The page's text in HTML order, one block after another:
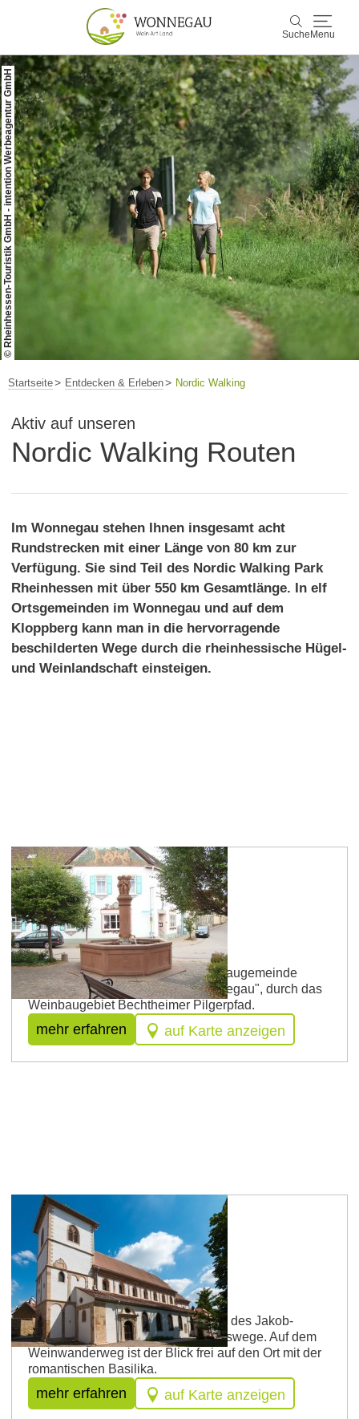
Suche Menu
Suche
Wonnegau
Entdecken & Erleben
Wein & Genuss
Kultur & Events
Buchen & Service
© Rheinhessen-Touristik GmbH - intention Werbeagentur GmbH
Startseite Entdecken & Erleben Nordic Walking
Aktiv auf unseren
Nordic Walking Routen
Im Wonnegau stehen Ihnen insgesamt acht
Rundstrecken mit einer Länge von 80 km zur
Verfügung. Sie sind Teil des Nordic Walking Park
Rheinhessen mit über 550 km Gesamtlänge. In elf
Ortsgemeinden im Wonnegau und auf dem
Kloppberg kann man in die hervorragende
beschilderten Wege durch die rheinhessische Hügel-
und Weinlandschaft einsteigen.
Route 1
Kleine Pilgerpfad-Strecke
Ein leichter Rundkurs in der Weinbaugemeinde
Bechtheim, dem "Kleinod im Wonnegau", durch das
Weinbaugebiet Bechtheimer Pilgerpfad.
mehr erfahren auf Karte anzeigen
Route 2
Große Pilgerpfad-Strecke
Diese Rundstrecke verläuft entlang des Jakob-
Pilgerwegs, überwiegend über Graswege. Auf dem
Weinwanderweg ist der Blick frei auf den Ort mit der
romantischen Basilika.
mehr erfahren auf Karte anzeigen